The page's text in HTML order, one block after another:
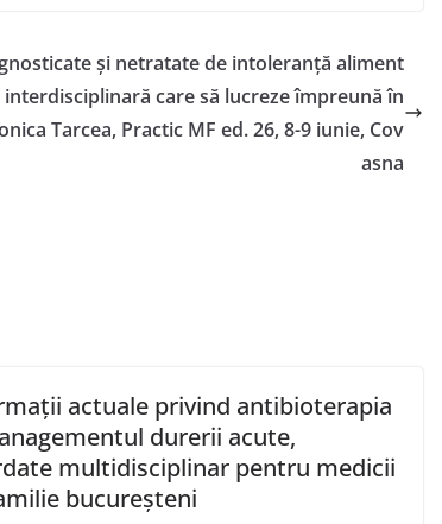
și netratate de intoleranță aliment
care să lucreze împreună în
Tarcea, Practic MF ed. 26, 8-9 iunie, Cov
asna
actuale privind antibioterapia
durerii acute,
multidisciplinar pentru medicii
bucureșteni